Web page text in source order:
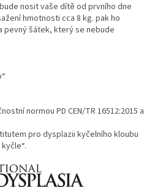
nosit vaše dítě od prvního dne
hmotnosti cca 8 kg. pak ho
pevný šátek, který se nebude
normou PD CEN/TR 16512:2015 a
pro dysplazii kyčelního kloubu